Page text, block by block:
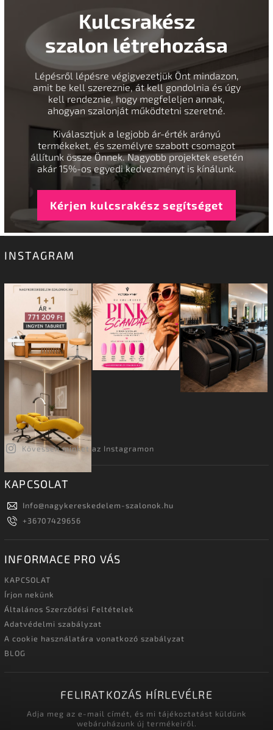
Kulcsrakész
szalon létrehozása
Lépésről lépésre végigvezetjük Önt mindazon,
amit be kell szereznie, át kell gondolnia és úgy
kell rendeznie, hogy megfeleljen annak,
ahogyan szalonját működtetni szeretné.
Kiválasztjuk a legjobb ár-érték arányú
termékeket, és személyre szabott csomagot
állítunk össze Önnek. Nagyobb projektek esetén
akár 15%-os egyedi kedvezményt is kínálunk.
Kérjen kulcsrakész segítséget
INSTAGRAM
Kövessen minket az Instagramon
KAPCSOLAT
Info@nagykereskedelem-szalonok.hu
+36707429656
INFORMACE PRO VÁS
KAPCSOLAT
Írjon nekünk
Általános Szerződési Feltételek
Adatvédelmi szabályzat
A cookie használatára vonatkozó szabályzat
BLOG
FELIRATKOZÁS HÍRLEVÉLRE
Adja meg az e-mail címét, és mi tájékoztatást küldünk
webáruházunk új termékeiről.